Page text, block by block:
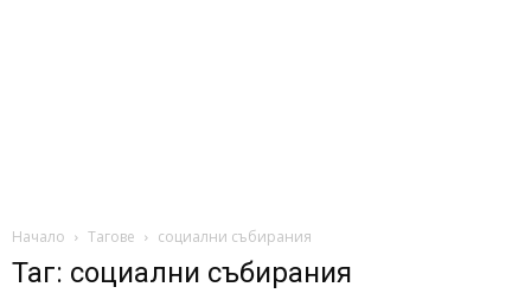
Начало Тагове социални събирания
Таг: социални събирания